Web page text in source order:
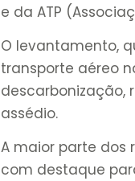
e da ATP
O levantamento,
transporte aéreo
descarbonização,
assédio.
A maior parte dos
com destaque